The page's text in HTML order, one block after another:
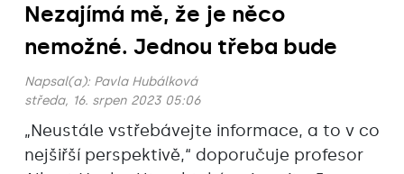
Nezajímá mě, že je něco
nemožné. Jednou třeba bude
Napsal(a): Pavla Hubálková
středa, 16. srpen 2023 05:06
„Neustále vstřebávejte informace, a to v co
nejšiřší perspektivě,“ doporučuje profesor